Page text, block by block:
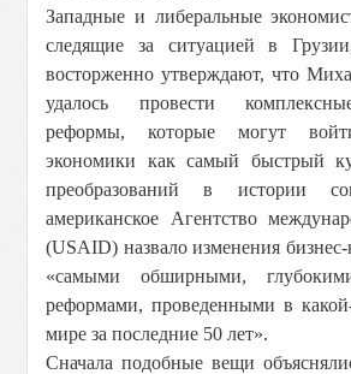
Западные и либеральные
следящие за ситуацией в
восторженно утверждают, что
удалось провести
реформы, которые могут
экономики как самый быстрый
преобразований в истории
американское Агентство
(USAID) назвало изменения
«самыми обширными,
реформами, проведенными в
мире за последние 50 лет».
Сначала подобные вещи